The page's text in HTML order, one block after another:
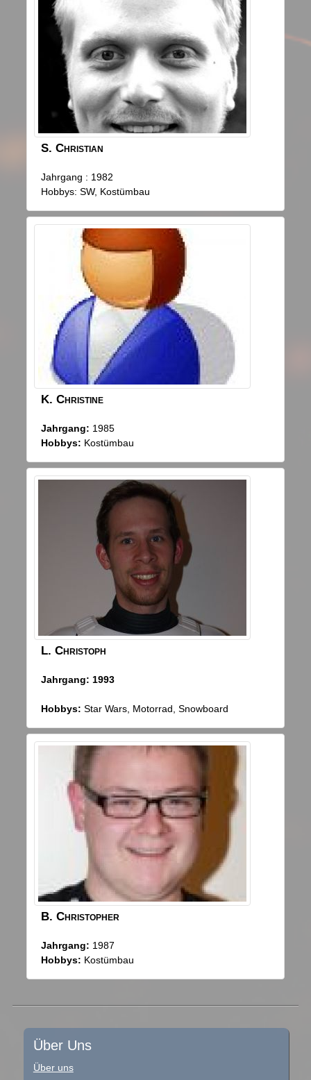
S. Christian
Jahrgang : 1982
Hobbys: SW, Kostümbau
K. Christine
Jahrgang: 1985
Hobbys: Kostümbau
L. Christoph
Jahrgang: 1993
Hobbys: Star Wars, Motorrad, Snowboard
B. Christopher
Jahrgang: 1987
Hobbys: Kostümbau
Über Uns
Über uns